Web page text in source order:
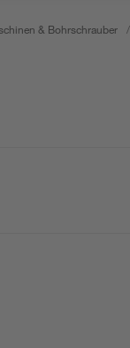
& Bohrschrauber /